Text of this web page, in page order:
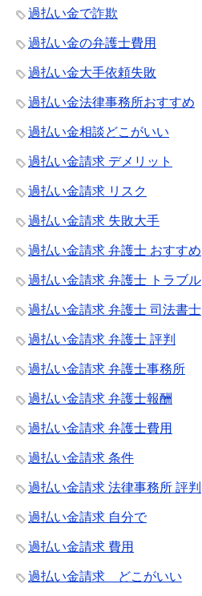
過払い金で詐欺
過払い金の弁護士費用
過払い金大手依頼失敗
過払い金法律事務所おすすめ
過払い金相談どこがいい
過払い金請求 デメリット
過払い金請求 リスク
過払い金請求 失敗大手
過払い金請求 弁護士 おすすめ
過払い金請求 弁護士 トラブル
過払い金請求 弁護士 司法書士
過払い金請求 弁護士 評判
過払い金請求 弁護士事務所
過払い金請求 弁護士報酬
過払い金請求 弁護士費用
過払い金請求 条件
過払い金請求 法律事務所 評判
過払い金請求 自分で
過払い金請求 費用
過払い金請求 どこがいい